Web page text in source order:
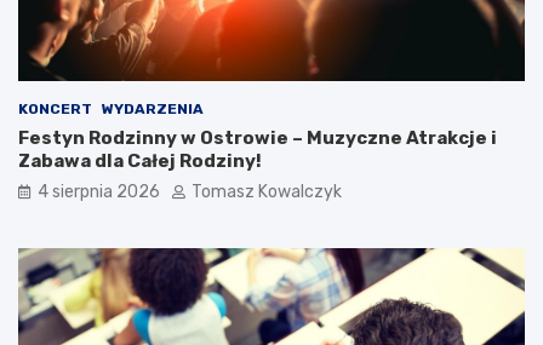
KONCERT WYDARZENIA
Festyn Rodzinny w Ostrowie – Muzyczne Atrakcje i
Zabawa dla Całej Rodziny!
4 sierpnia 2026 Tomasz Kowalczyk